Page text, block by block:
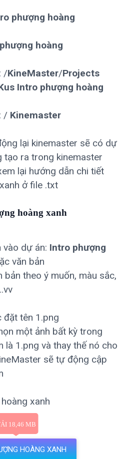
phượng hoàng
hoàng
/KineMaster/Projects
Intro phượng hoàng
/ Kinemaster
lại kinemaster sẽ có dự
ra trong kinemaster
lại hướng dẫn chi tiết
ở file .txt
hoàng xanh
dự án: Intro phượng
văn bản
bản theo ý muốn, màu sắc,
tên 1.png
một ảnh bất kỳ trong
là 1.png và thay thế nó cho
sẽ tự động cập
xanh
HOÀNG XANH